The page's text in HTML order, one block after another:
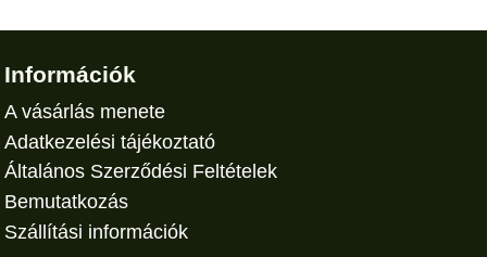
Információk
A vásárlás menete
Adatkezelési tájékoztató
Általános Szerződési Feltételek
Bemutatkozás
Szállítási információk